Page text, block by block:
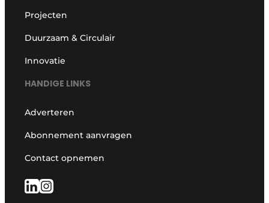
Projecten
Duurzaam & Circulair
Innovatie
HANDIGE LINKS
Adverteren
Abonnement aanvragen
Contact opnemen